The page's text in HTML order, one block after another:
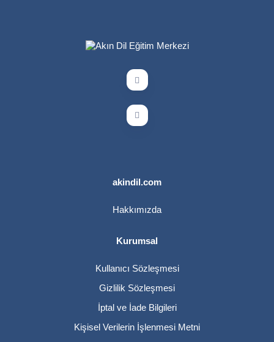
akindil.com
Hakkımızda
Kurumsal
Kullanıcı Sözleşmesi
Gizlilik Sözleşmesi
İptal ve İade Bilgileri
Kişisel Verilerin İşlenmesi Metni